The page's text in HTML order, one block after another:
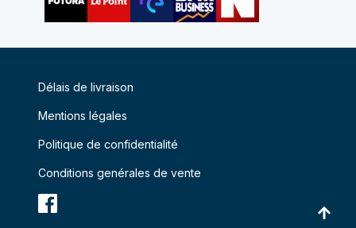
Délais de livraison
Mentions légales
Politique de confidentialité
Conditions genérales de vente